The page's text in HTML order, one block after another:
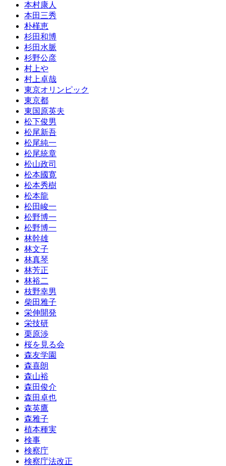
本村康人
本田三秀
朴槿恵
杉田和博
杉田水脈
杉野公彦
村上や
村上卓哉
東京オリンピック
東京都
東国原英夫
松下俊男
松尾新吾
松尾純一
松尾統章
松山政司
松本國寛
松本秀樹
松本龍
松田峻一
松野博一
松野博一
林幹雄
林文子
林真琴
林芳正
林裕二
枝野幸男
柴田雅子
栄伸開発
栄技研
栗原渉
桜を見る会
森友学園
森喜朗
森山裕
森田俊介
森田卓也
森英鷹
森雅子
植本種実
検事
検察庁
検察庁法改正